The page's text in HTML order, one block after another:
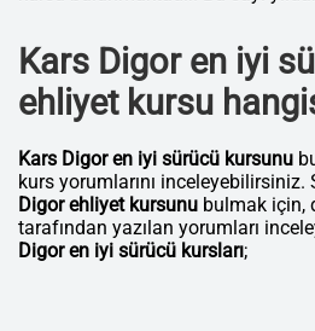
Kars Digor en iyi
ehliyet kursu
Kars Digor en iyi sürücü kursunu
kurs yorumlarını
Digor ehliyet kursunu bulmak için,
tarafından yazılan yorumları
Digor en iyi sürücü kursları;